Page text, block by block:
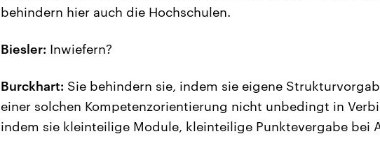
behindern hier auch die Hochschulen.
Biesler: Inwiefern?
Burckhart: Sie behindern sie, indem sie eigene
einer solchen Kompetenzorientierung nicht unbedingt in
indem sie kleinteilige Module, kleinteilige Punktevergabe bei